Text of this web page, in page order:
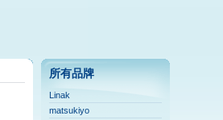
所有品牌
Linak
matsukiyo